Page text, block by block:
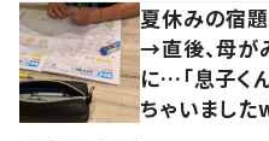
夏休みの宿
→直後、母が
に…「息子く
ちゃいました